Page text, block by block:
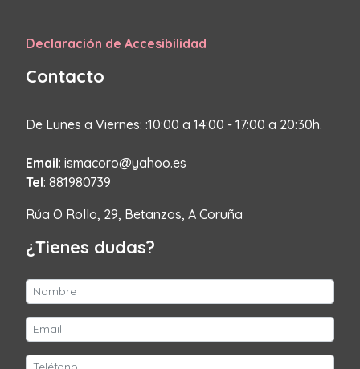
Declaración de Accesibilidad
Contacto
De Lunes a Viernes: :10:00 a 14:00 - 17:00 a 20:30h.
Email: ismacoro@yahoo.es
Tel: 881980739
Rúa O Rollo, 29, Betanzos, A Coruña
¿Tienes dudas?